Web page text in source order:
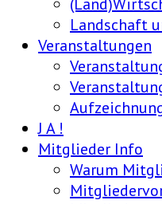
Landschaft
Veranstaltungen
J A !
Mitglieder Info
Warum